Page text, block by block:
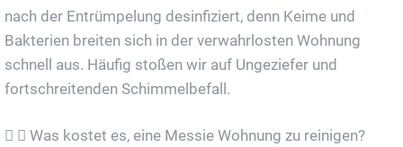
nach der Entrümpelung desinfiziert, denn Keime und
Bakterien breiten sich in der verwahrlosten Wohnung
schnell aus. Häufig stoßen wir auf Ungeziefer und
fortschreitenden Schimmelbefall.
Was kostet es, eine Messie Wohnung zu reinigen?